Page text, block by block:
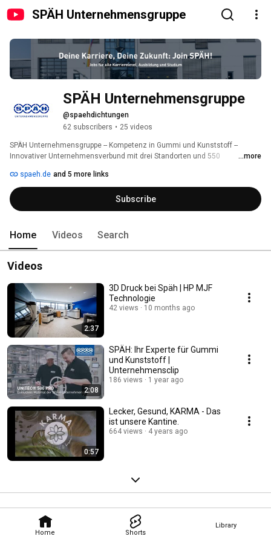
SPÄH Unternehmensgruppe
Home Shorts
Library
SPÄH Unternehmensgruppe
@spaehdichtungen
62 subscribers • 25 videos
SPÄH Unternehmensgruppe -- Kompetenz in Gummi und Kunststoff --
Innovativer Unternehmensverbund mit drei Standorten und 550
Dichtungen, Stanzteile und mehr.
...more
spaeh.de and 5 more links
Subscribe
Home Videos Search
Videos
2:37
3D Druck bei Späh | HP MJF
Technologie
42 views 10 months ago
2:08
SPÄH: Ihr Experte für Gummi
und Kunststoff |
Unternehmensclip
186 views 1 year ago
0:57
Lecker, Gesund, KARMA - Das
ist unsere Kantine.
664 views 4 years ago